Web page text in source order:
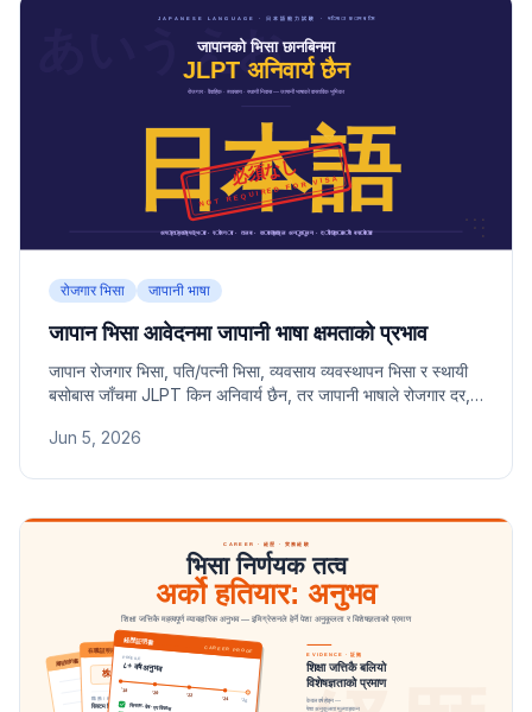
रोजगार भिसा जापानी भाषा
जापान भिसा आवेदनमा जापानी भाषा क्षमताको प्रभाव
जापान रोजगार भिसा, पति/पत्नी भिसा, व्यवसाय व्यवस्थापन भिसा र स्थायी
बसोबास जाँचमा JLPT किन अनिवार्य छैन, तर जापानी भाषाले रोजगार दर,
जानकारी।
Jun 5, 2026